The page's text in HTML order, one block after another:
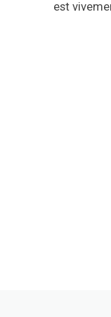
est